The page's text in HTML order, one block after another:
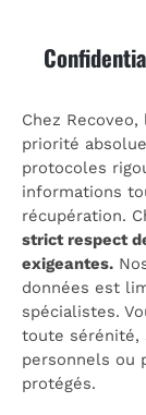
Chez
priorité
protocoles
informations
récupération.
strict respect
exigeantes.
données est
spécialistes.
toute sérénité,
personnels ou
protégés.